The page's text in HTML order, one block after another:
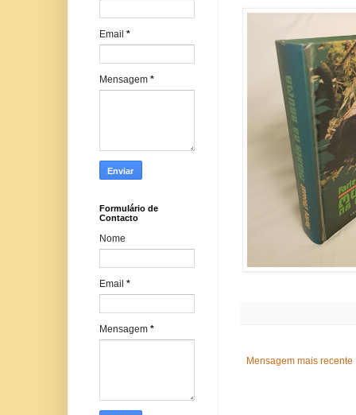
Mensagem mais recente
Email *
Mensagem *
Formulário de
Contacto
Nome
Email *
Mensagem *